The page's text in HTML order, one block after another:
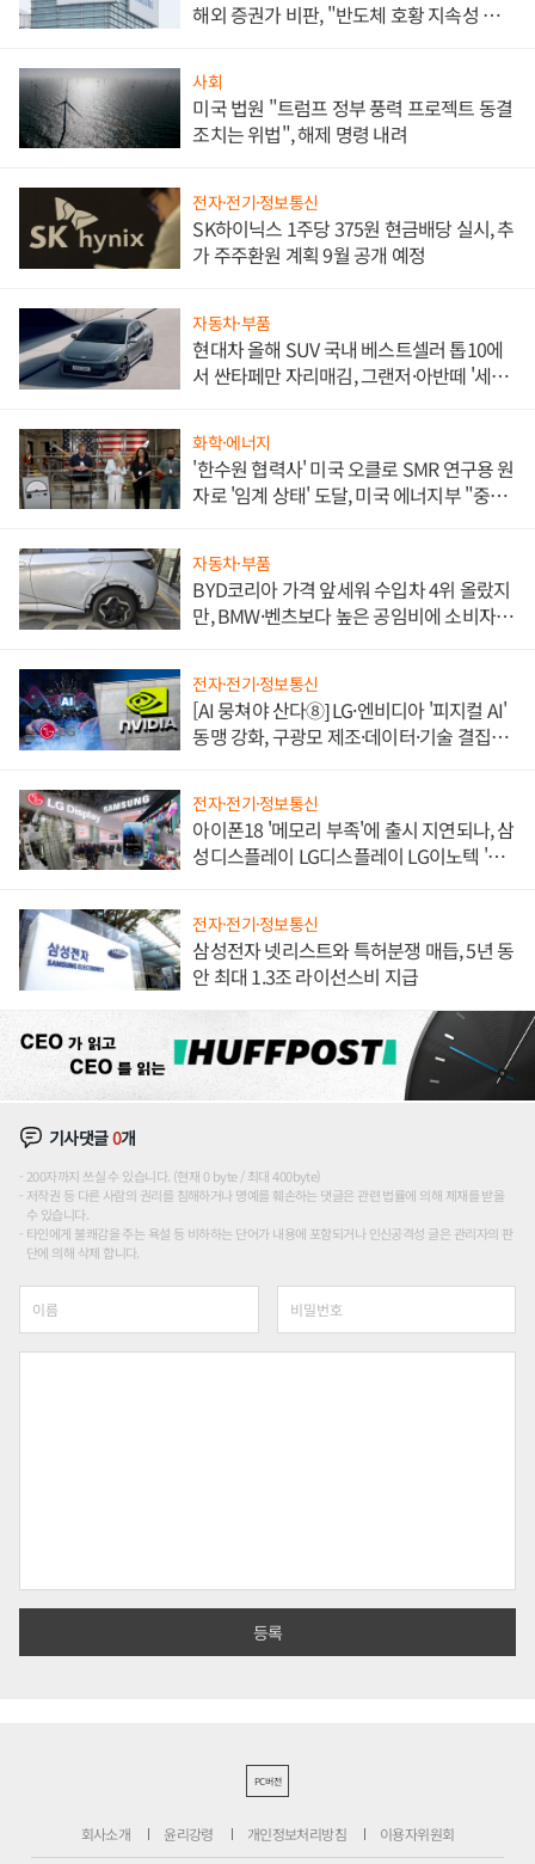
해외 증권가 비판, "반도체 호황 지속성 의
사회
미국 법원 "트럼프 정부 풍력 프로젝트 동결
조치는 위법", 해제 명령 내려
전자·전기·정보통신
SK하이닉스 1주당 375원 현금배당 실시, 추
가 주주환원 계획 9월 공개 예정
자동차·부품
현대차 올해 SUV 국내 베스트셀러 톱10에
서 싼타페만 자리매김, 그랜저·아반떼 '세단
화학·에너지
'한수원 협력사' 미국 오클로 SMR 연구용 원
자로 '임계 상태' 도달, 미국 에너지부 "중요
자동차·부품
BYD코리아 가격 앞세워 수입차 4위 올랐지
만, BMW·벤츠보다 높은 공임비에 소비자
전자·전기·정보통신
[AI 뭉쳐야 산다⑧] LG·엔비디아 '피지컬 AI'
동맹 강화, 구광모 제조·데이터·기술 결집
전자·전기·정보통신
아이폰18 '메모리 부족'에 출시 지연되나, 삼
성디스플레이 LG디스플레이 LG이노텍 '탈
전자·전기·정보통신
삼성전자 넷리스트와 특허분쟁 매듭, 5년 동
안 최대 1.3조 라이선스비 지급
기사댓글0개
200자까지 쓰실 수 있습니다. (현재 0 byte / 최대 400byte)
저작권 등 다른 사람의 권리를 침해하거나 명예를 훼손하는 댓글은 관련 법률에 의해 제재를 받을
수 있습니다.
타인에게 불쾌감을 주는 욕설 등 비하하는 단어가 내용에 포함되거나 인신공격성 글은 관리자의 판
단에 의해 삭제 합니다.
PC버전
회사소개 윤리강령 개인정보처리방침 이용자위원회